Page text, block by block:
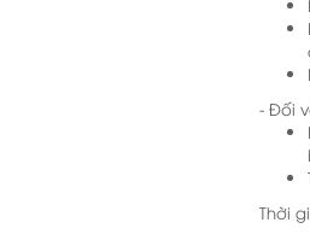
- Đối
Thời